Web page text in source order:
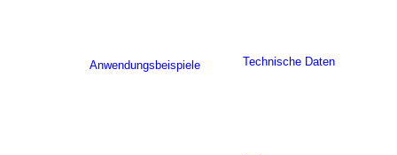
Anwendungsbeispiele Technische Daten